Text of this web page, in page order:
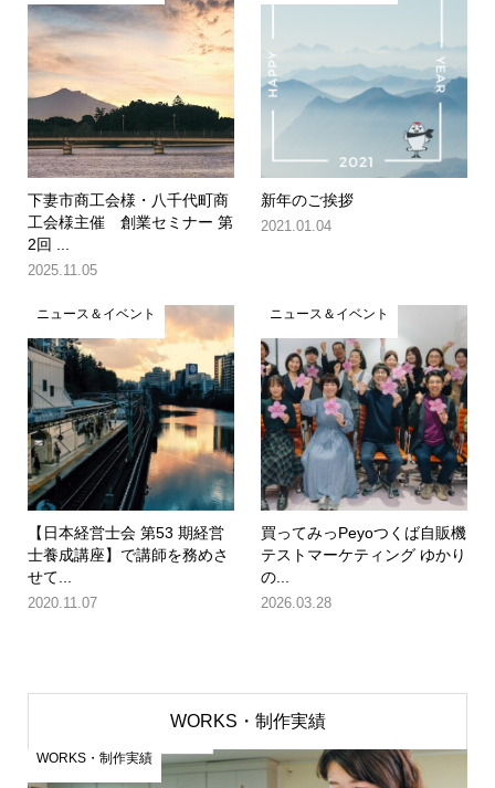
下妻市商工会様・八千代町商
工会様主催 創業セミナー 第
2回 ...
2025.11.05
新年のご挨拶
2021.01.04
ニュース＆イベント
【日本経営士会 第53 期経営
士養成講座】で講師を務めさ
せて...
2020.11.07
ニュース＆イベント
買ってみっPeyoつくば自販機
テストマーケティング ゆかり
の...
2026.03.28
WORKS・制作実績
WORKS・制作実績